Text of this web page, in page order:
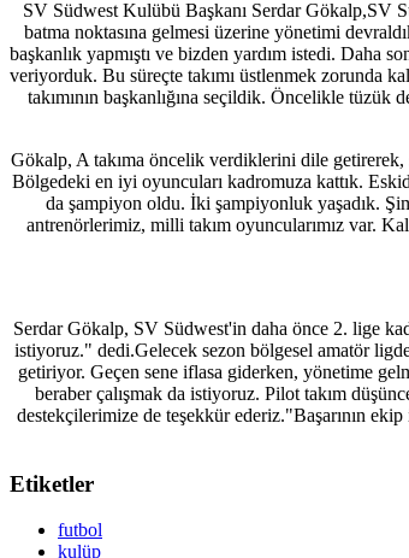
SV Südwest Kulübü Başkanı Serdar Gökalp,SV
batma noktasına gelmesi üzerine yönetimi
başkanlık yapmıştı ve bizden yardım istedi. Daha
veriyorduk. Bu süreçte takımı üstlenmek zorunda
takımının başkanlığına seçildik. Öncelikle
Gökalp, A takıma öncelik verdiklerini dile getirerek,
Bölgedeki en iyi oyuncuları kadromuza kattık.
da şampiyon oldu. İki şampiyonluk yaşadık.
antrenörlerimiz, milli takım oyuncularımız var.
Serdar Gökalp, SV Südwest'in daha önce 2. lige
istiyoruz." dedi.Gelecek sezon bölgesel amatör
getiriyor. Geçen sene iflasa giderken, yönetime
beraber çalışmak da istiyoruz. Pilot takım
destekçilerimize de teşekkür ederiz."Başarının
Etiketler
futbol
kulüp